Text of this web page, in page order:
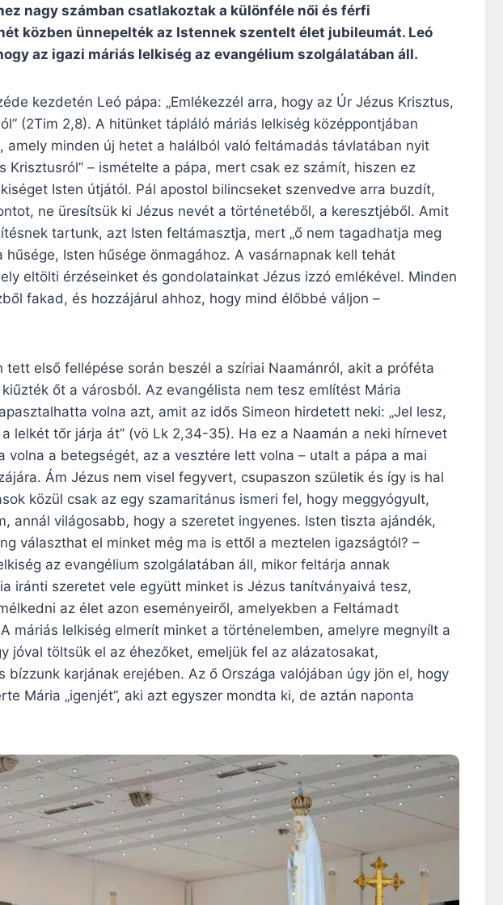
nagy számban csatlakoztak a különféle női és férfi
közben ünnepelték az Istennek szentelt élet jubileumát. Leó
az igazi máriás lelkiség az evangélium szolgálatában áll.
kezdetén Leó pápa: „Emlékezzél arra, hogy az Úr Jézus Krisztus,
(2Tim 2,8). A hitünket tápláló máriás lelkiség középpontjában
amely minden új hetet a halálból való feltámadás távlatában nyit
Krisztusról” – ismételte a pápa, mert csak ez számít, hiszen ez
Isten útjától. Pál apostol bilincseket szenvedve arra buzdít,
ne üresítsük ki Jézus nevét a történetéből, a keresztjéből. Amit
tartunk, azt Isten feltámasztja, mert „ő nem tagadhatja meg
hűsége, Isten hűsége önmagához. A vasárnapnak kell tehát
eltölti érzéseinket és gondolatainkat Jézus izzó emlékével. Minden
fakad, és hozzájárul ahhoz, hogy mind élőbbé váljon –
tett első fellépése során beszél a szíriai Naamánról, akit a próféta
őt a városból. Az evangélista nem tesz említést Mária
volna azt, amit az idős Simeon hirdetett neki: „Jel lesz,
lelkét tőr járja át” (vö Lk 2,34-35). Ha ez a Naamán a neki hírnevet
volna a betegségét, az a vesztére lett volna – utalt a pápa a mai
Ám Jézus nem visel fegyvert, csupaszon születik és így is hal
közül csak az egy szamaritánus ismeri fel, hogy meggyógyult,
annál világosabb, hogy a szeretet ingyenes. Isten tiszta ajándék,
választhat el minket még ma is ettől a meztelen igazságtól? –
az evangélium szolgálatában áll, mikor feltárja annak
iránti szeretet vele együtt minket is Jézus tanítványaivá tesz,
az élet azon eseményeiről, amelyekben a Feltámadt
máriás lelkiség elmerít minket a történelemben, amelyre megnyílt a
jóval töltsük el az éhezőket, emeljük fel az alázatosakat,
bízzunk karjának erejében. Az ő Országa valójában úgy jön el, hogy
Mária „igenjét”, aki azt egyszer mondta ki, de aztán naponta